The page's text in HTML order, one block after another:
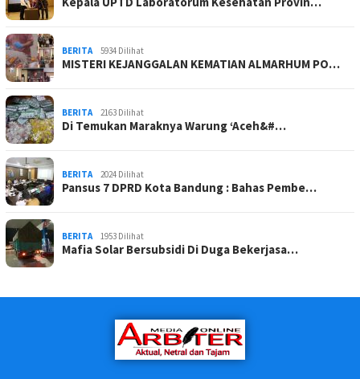
BERITA 5934 Dilihat
MISTERI KEJANGGALAN KEMATIAN ALMARHUM PO…
BERITA 2163 Dilihat
Di Temukan Maraknya Warung ‘Aceh&#…
BERITA 2024 Dilihat
Pansus 7 DPRD Kota Bandung : Bahas Pembe…
BERITA 1953 Dilihat
Mafia Solar Bersubsidi Di Duga Bekerjasa…